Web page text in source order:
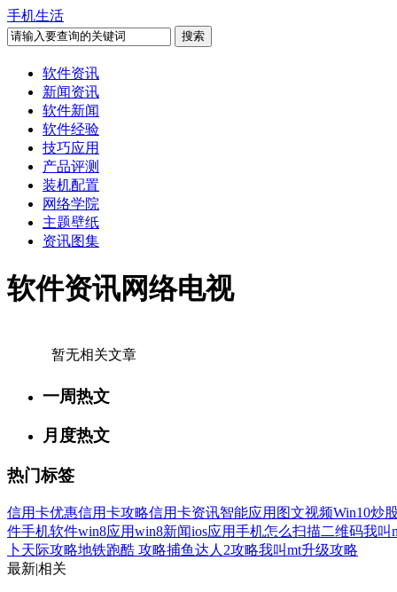
手机生活
软件资讯
新闻资讯
软件新闻
软件经验
技巧应用
产品评测
装机配置
网络学院
主题壁纸
资讯图集
软件资讯网络电视
暂无相关文章
一周热文
月度热文
热门标签
信用卡优惠信用卡攻略信用卡资讯智能应用 图文视频Win10炒
件手机软件win8应用win8新闻ios应用手机怎么扫描二维码我叫
卜天际攻略地铁跑酷 攻略捕鱼达人2攻略我叫mt升级攻略
最新|相关